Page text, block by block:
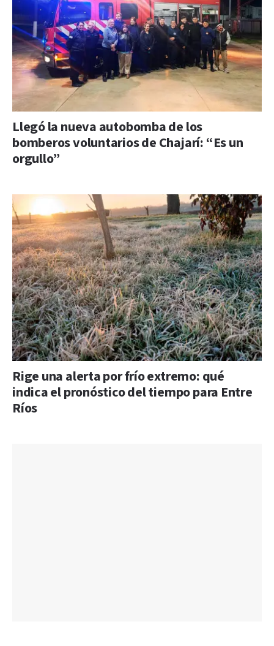
Llegó la nueva autobomba de los
bomberos voluntarios de Chajarí: “Es un
orgullo”
Rige una alerta por frío extremo: qué
indica el pronóstico del tiempo para Entre
Ríos